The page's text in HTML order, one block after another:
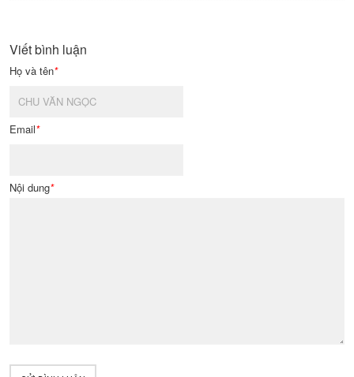
Viết bình luận
Họ và tên*
Email*
Nội dung*